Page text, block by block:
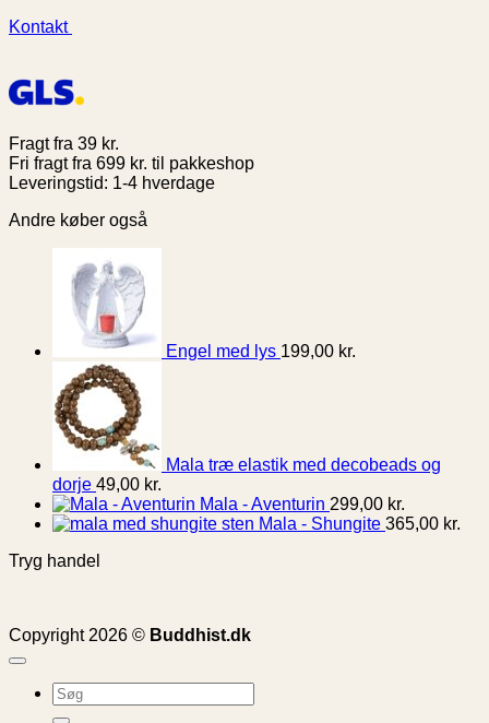
Kontakt
Fragt fra 39 kr.
Fri fragt fra 699 kr. til pakkeshop
Leveringstid: 1-4 hverdage
Andre køber også
Engel med lys 199,00 kr.
Mala træ elastik med decobeads og
dorje 49,00 kr.
Mala - Aventurin 299,00 kr.
Mala - Shungite 365,00 kr.
Tryg handel
Copyright 2026 © Buddhist.dk
Søg
efter: